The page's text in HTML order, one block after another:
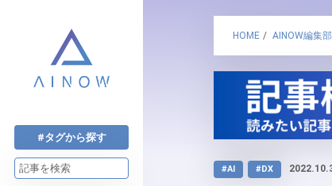
#タグから探す
HOME / AINOW編集部
#AI #DX